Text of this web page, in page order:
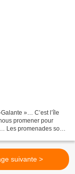
»… C’est l’île
promener pour
Les promenades sont
suivante >